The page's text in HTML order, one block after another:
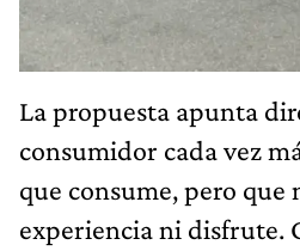
La propuesta apunta
consumidor cada vez
que consume, pero que
experiencia ni disfrute.